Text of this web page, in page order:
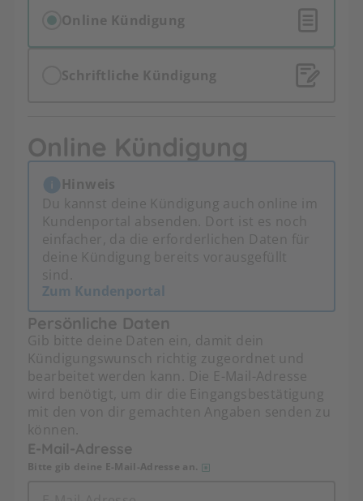
Online Kündigung
Hinweis
Du kannst deine Kündigung auch online im
Kundenportal absenden. Dort ist es noch
einfacher, da die erforderlichen Daten für
deine Kündigung bereits vorausgefüllt
sind.
Zum Kundenportal
Persönliche Daten
Gib bitte deine Daten ein, damit dein
Kündigungswunsch richtig zugeordnet und
bearbeitet werden kann. Die E-Mail-Adresse
wird benötigt, um dir die Eingangsbestätigung
mit den von dir gemachten Angaben senden zu
können.
E-Mail-Adresse
Bitte gib deine E-Mail-Adresse an.